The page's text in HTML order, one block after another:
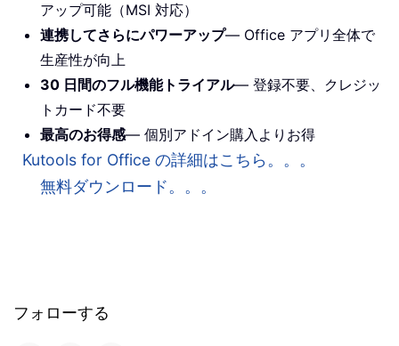
アップ可能（MSI 対応）
連携してさらにパワーアップ— Office アプリ全体で
生産性が向上
30 日間のフル機能トライアル— 登録不要、クレジッ
トカード不要
最高のお得感— 個別アドイン購入よりお得
Kutools for Office の詳細はこちら。。。
無料ダウンロード。。。
フォローする